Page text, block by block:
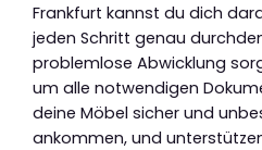
Frankfurt kannst du dich
jeden Schritt genau
problemlose Abwicklung
um alle notwendigen
deine Möbel sicher und
ankommen, und